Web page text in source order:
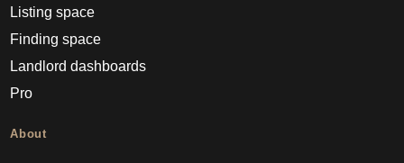
Listing space
Finding space
Landlord dashboards
Pro
About